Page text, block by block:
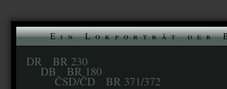
Ein Lokporträt der
DR BR 230
DB BR 180
ČSD/ČD BR 371/372